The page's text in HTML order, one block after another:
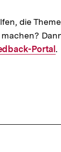
die
Portal.